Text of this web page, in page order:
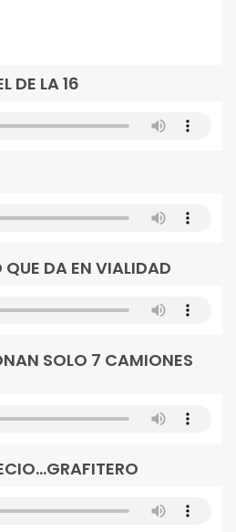
DE LA 16
DA EN VIALIDAD
SOLO 7 CAMIONES